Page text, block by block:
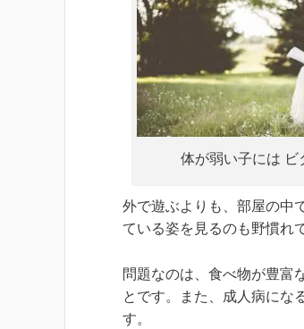
体が弱い子には ビ
外で遊ぶよりも、部屋の中
ている姿を見るのも野慣れ
問題なのは、食べ物が豊富
とです。また、成人病にな
す。